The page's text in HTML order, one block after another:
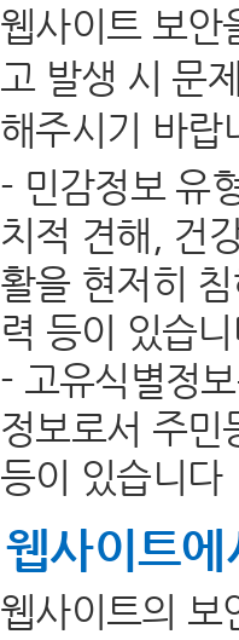
웹사이트 보안
고 발생 시 문
해주시기 바랍
- 민감정보 유
치적 견해, 건
활을 현저히
력 등이 있습
- 고유식별정
정보로서 주민
등이 있습니다
웹사이트
웹사이트의 보